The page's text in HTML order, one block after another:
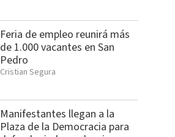
Feria de empleo reunirá más
de 1.000 vacantes en San
Pedro
Cristian Segura
Manifestantes llegan a la
Plaza de la Democracia para